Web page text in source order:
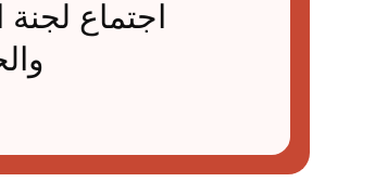
اجتماع لجنة